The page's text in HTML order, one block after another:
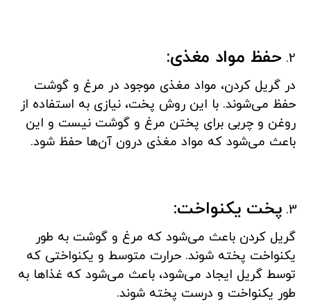
حفظ مواد مغذی:
در گریل کردن، مواد مغذی موجود در مرغ و گوشت
حفظ می‌شوند. با این روش پخت، نیازی به استفاده از
روغن و چربی برای پختن مرغ و گوشت نیست و این
باعث می‌شود که مواد مغذی درون آن‌ها حفظ شود.
پخت یکنواخت:
گریل کردن باعث می‌شود که مرغ و گوشت به طور
یکنواخت پخته شوند. حرارت متوسط و یکنواختی که
توسط گریل ایجاد می‌شود، باعث می‌شود که غذاها به
طور یکنواخت و درست پخته شوند.